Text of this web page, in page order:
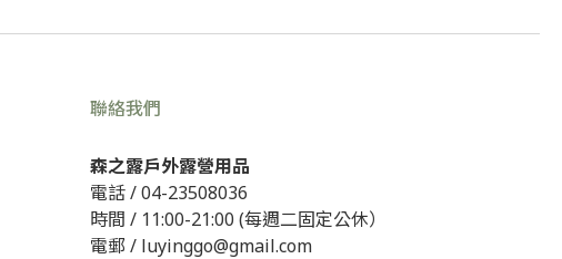
聯絡我們
森之露戶外露營用品
電話 /04-23508036
時間 / 11:00-21:00 (每週二固定公休）
電郵 / luyinggo@gmail.com